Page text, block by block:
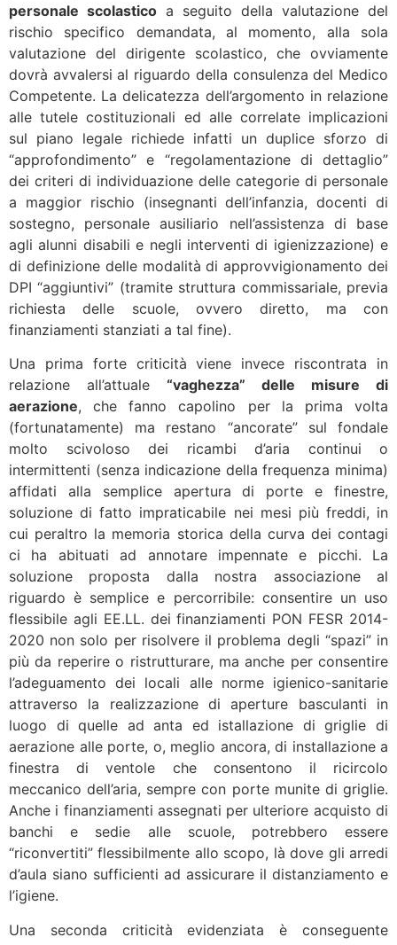
personale scolastico a seguito della valutazione del
rischio specifico demandata, al momento, alla sola
valutazione del dirigente scolastico, che ovviamente
dovrà avvalersi al riguardo della consulenza del Medico
Competente. La delicatezza dell’argomento in relazione
alle tutele costituzionali ed alle correlate implicazioni
sul piano legale richiede infatti un duplice sforzo di
“approfondimento” e “regolamentazione di dettaglio”
dei criteri di individuazione delle categorie di personale
a maggior rischio (insegnanti dell’infanzia, docenti di
sostegno, personale ausiliario nell’assistenza di base
agli alunni disabili e negli interventi di igienizzazione) e
di definizione delle modalità di approvvigionamento dei
DPI “aggiuntivi” (tramite struttura commissariale, previa
richiesta delle scuole, ovvero diretto, ma con
finanziamenti stanziati a tal fine).
Una prima forte criticità viene invece riscontrata in
relazione all’attuale “vaghezza” delle misure di
aerazione, che fanno capolino per la prima volta
(fortunatamente) ma restano “ancorate” sul fondale
molto scivoloso dei ricambi d’aria continui o
intermittenti (senza indicazione della frequenza minima)
affidati alla semplice apertura di porte e finestre,
soluzione di fatto impraticabile nei mesi più freddi, in
cui peraltro la memoria storica della curva dei contagi
ci ha abituati ad annotare impennate e picchi. La
soluzione proposta dalla nostra associazione al
riguardo è semplice e percorribile: consentire un uso
flessibile agli EE.LL. dei finanziamenti PON FESR 2014-
2020 non solo per risolvere il problema degli “spazi” in
più da reperire o ristrutturare, ma anche per consentire
l’adeguamento dei locali alle norme igienico-sanitarie
attraverso la realizzazione di aperture basculanti in
luogo di quelle ad anta ed istallazione di griglie di
aerazione alle porte, o, meglio ancora, di installazione a
finestra di ventole che consentono il ricircolo
meccanico dell’aria, sempre con porte munite di griglie.
Anche i finanziamenti assegnati per ulteriore acquisto di
banchi e sedie alle scuole, potrebbero essere
“riconvertiti” flessibilmente allo scopo, là dove gli arredi
d’aula siano sufficienti ad assicurare il distanziamento e
l’igiene.
Una seconda criticità evidenziata è conseguente